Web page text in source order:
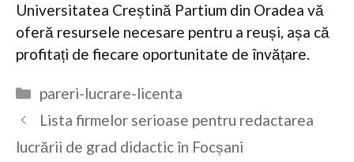
Universitatea Creștină Partium din Oradea vă
oferă resursele necesare pentru a reuși, așa că
profitați de fiecare oportunitate de învățare.
Categorii
pareri-lucrare-licenta
Lista firmelor serioase pentru redactarea
lucrării de grad didactic în Focșani